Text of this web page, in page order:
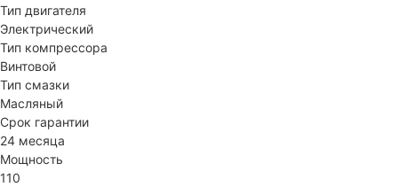
Тип двигателя
Электрический
Тип компрессора
Винтовой
Тип смазки
Масляный
Срок гарантии
24 месяца
Мощность
110